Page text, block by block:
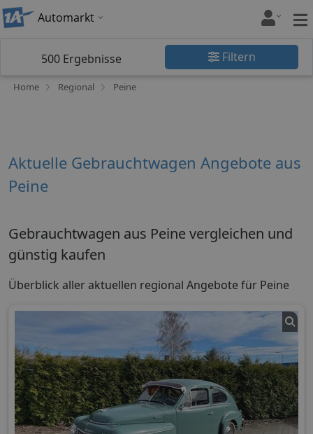
Automarkt
500 Ergebnisse Filtern
Home Regional Peine
Aktuelle Gebrauchtwagen Angebote aus
Peine
Gebrauchtwagen aus Peine vergleichen und
günstig kaufen
Überblick aller aktuellen regional Angebote für Peine